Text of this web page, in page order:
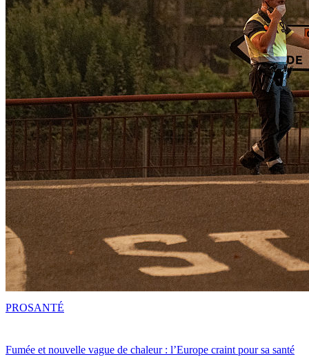
Fumée et nouvelle vague de chaleur : l’Europe craint pour sa santé
PROSANTÉ